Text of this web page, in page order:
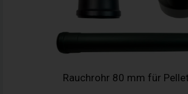
Rauchrohr 80 mm für